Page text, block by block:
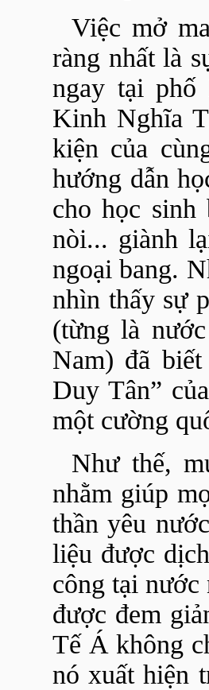
Việc mở
ràng nhất là
ngay tại
Kinh Nghĩa
kiện của
hướng dẫn
cho học
nòi... giành
ngoại bang.
nhìn thấy sự
(từng là
Nam) đã
Duy Tân”
một cường
Như thế,
nhằm giúp
thần yêu
liệu được
công tại
được đem
Tế Á không
nó xuất hiện